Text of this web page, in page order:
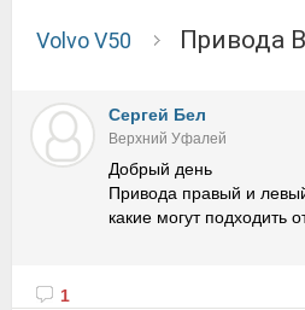
Volvo V50 Привода
Сергей Бел
Верхний Уфалей
Добрый день
Привода правый и
какие могут подходить
1